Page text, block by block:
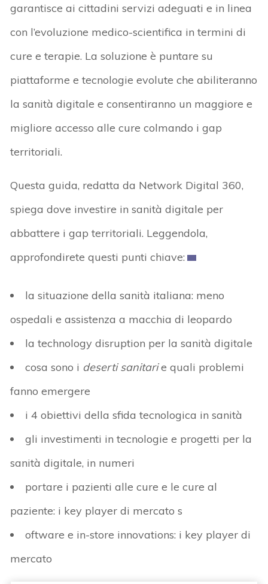
garantisce ai cittadini servizi adeguati e in linea
con l’evoluzione medico-scientifica in termini di
cure e terapie. La soluzione è puntare su
piattaforme e tecnologie evolute che abiliteranno
la sanità digitale e consentiranno un maggiore e
migliore accesso alle cure colmando i gap
territoriali.
Questa guida, redatta da Network Digital 360,
spiega dove investire in sanità digitale per
abbattere i gap territoriali. Leggendola,
approfondirete questi punti chiave:
la situazione della sanità italiana: meno
ospedali e assistenza a macchia di leopardo
la technology disruption per la sanità digitale
cosa sono i deserti sanitarie quali problemi
fanno emergere
i 4 obiettivi della sfida tecnologica in sanità
gli investimenti in tecnologie e progetti per la
sanità digitale, in numeri
portare i pazienti alle cure e le cure al
paziente: i key player di mercato s
oftware e in-store innovations: i key player di
mercato